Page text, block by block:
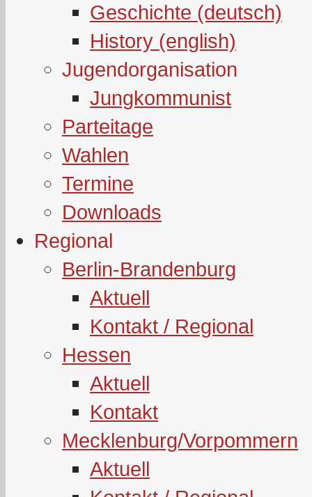
Geschichte (deutsch)
History (english)
Jugendorganisation
Jungkommunist
Parteitage
Wahlen
Termine
Downloads
Regional
Berlin-Brandenburg
Aktuell
Kontakt / Regional
Hessen
Aktuell
Kontakt
Mecklenburg/Vorpommern
Aktuell